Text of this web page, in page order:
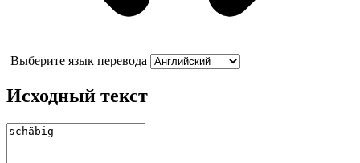
Выберите язык перевода
Исходный текст